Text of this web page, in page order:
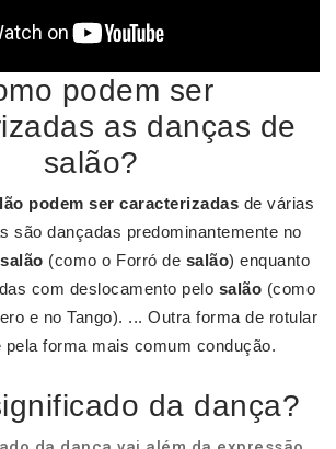
podem ser
as danças de
salão?
podem ser caracterizadas de várias
são dançadas predominantemente no
salão (como o Forró de salão) enquanto
com deslocamento pelo salão (como
e no Tango). ... Outra forma de rotular
pela forma mais comum condução.
da dança?